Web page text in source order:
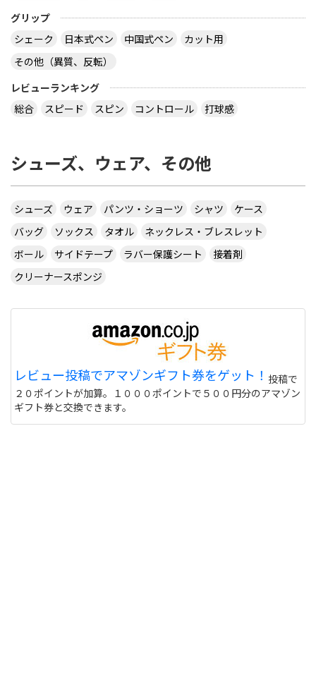
グリップ
シェーク
日本式ペン 中国式ペン
カット用
その他（異質、反転）
レビューランキング
総合
スピード スピン コントロール 打球感
シューズ、ウェア、その他
シューズ ウェア パンツ・ショーツ シャツ
ケース
バッグ
ソックス タオル
ネックレス・ブレスレット
ボール
サイドテープ ラバー保護シート
接着剤
クリーナースポンジ
レビュー投稿でアマゾンギフト券をゲット！ 投稿で
２０ポイントが加算。１０００ポイントで５００円分のアマゾン
ギフト券と交換できます。